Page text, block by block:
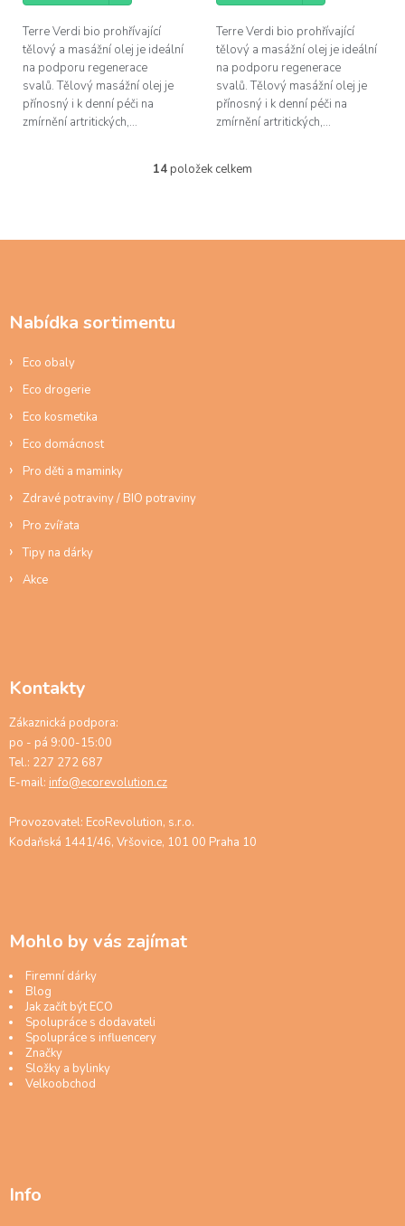
Terre Verdi bio prohřívající
tělový a masážní olej je ideální
na podporu regenerace
svalů. Tělový masážní olej je
přínosný i k denní péči na
zmírnění artritických,...
Terre Verdi bio prohřívající
tělový a masážní olej je ideální
na podporu regenerace
svalů. Tělový masážní olej je
přínosný i k denní péči na
zmírnění artritických,...
O
d
14 položek celkem
Nabídka sortimentu
Eco obaly
Eco drogerie
Eco kosmetika
Eco domácnost
Pro děti a maminky
Zdravé potraviny / BIO potraviny
Pro zvířata
Tipy na dárky
Akce
Kontakty
Zákaznická podpora:
po - pá 9:00-15:00
Tel.: 227 272 687
E-mail: info@ecorevolution.cz
Provozovatel: EcoRevolution, s.r.o.
Kodaňská 1441/46, Vršovice, 101 00 Praha 10
Mohlo by vás zajímat
Firemní dárky
Blog
Jak začít být ECO
Spolupráce s dodavateli
Spolupráce s influencery
Značky
Složky a bylinky
Velkoobchod
Info